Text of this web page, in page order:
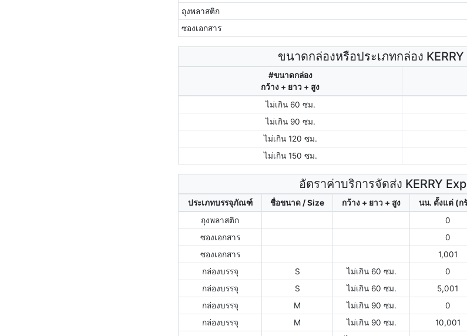
ถุงพลาสติก
ซองเอกสาร
ขนาดกล่องหรือประเภทกล่อง
#ขนาดกล่อง
กว้าง + ยาว + สูง
ไม่เกิน 60 ซม.
ไม่เกิน 90 ซม.
ไม่เกิน 120 ซม.
ไม่เกิน 150 ซม.
อัตราค่าบริการจัดส่ง KERRY
ประเภทบรรจุภัณฑ์ ชื่อขนาด / Size กว้าง + ยาว + สูง นน. ตั้งแต่ (ก
ถุงพลาสติก
0
ซองเอกสาร
0
ซองเอกสาร
1,001
กล่องบรรจุ
S ไม่เกิน 60 ซม. 0
กล่องบรรจุ
S ไม่เกิน 60 ซม. 5,001
กล่องบรรจุ
M ไม่เกิน 90 ซม. 0
กล่องบรรจุ
M ไม่เกิน 90 ซม. 10,001